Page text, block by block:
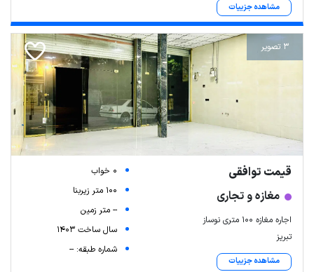
مشاهده جزییات
3 تصویر
قیمت توافقی
مغازه و تجاری
اجاره مغازه ۱۰۰ متری نوساز
تبریز
مشاهده جزییات
0 خواب
100 متر زیربنا
-- متر زمین
سال ساخت 1403
شماره طبقه: --